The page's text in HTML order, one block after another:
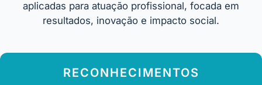
aplicadas para atuação profissional, focada em
resultados, inovação e impacto social.
RECONHECIMENTOS